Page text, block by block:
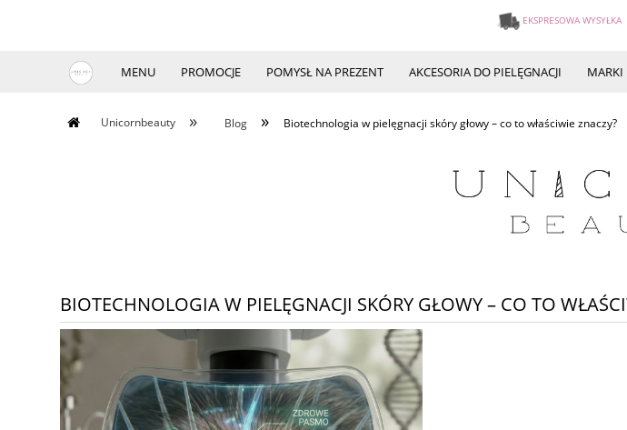
EKSPRESOWA WYSYŁKA
MENU PROMOCJE POMYSŁ NA PREZENT AKCESORIA DO PIELĘGNACJI MARKI
Unicornbeauty » Blog » Biotechnologia w pielęgnacji skóry głowy – co to właściwie znaczy?
BIOTECHNOLOGIA W PIELĘGNACJI SKÓRY GŁOWY – CO TO